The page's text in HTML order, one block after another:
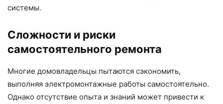
системы.
Сложности и риски
самостоятельного ремонта
Многие домовладельцы пытаются сэкономить,
выполняя электромонтажные работы самостоятельно.
Однако отсутствие опыта и знаний может привести к